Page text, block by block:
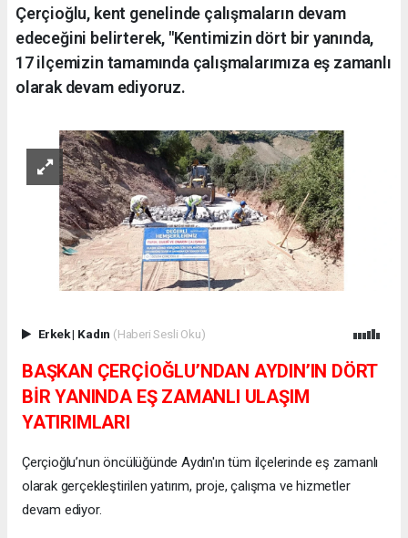
Çerçioğlu, kent genelinde çalışmaların devam
edeceğini belirterek, "Kentimizin dört bir yanında,
17 ilçemizin tamamında çalışmalarımıza eş zamanlı
olarak devam ediyoruz.
Erkek| Kadın (Haberi Sesli Oku)
BAŞKAN ÇERÇİOĞLU’NDAN AYDIN’IN DÖRT
BİR YANINDA EŞ ZAMANLI ULAŞIM
YATIRIMLARI
Çerçioğlu’nun öncülüğünde Aydın'ın tüm ilçelerinde eş zamanlı
olarak gerçekleştirilen yatırım, proje, çalışma ve hizmetler
devam ediyor.